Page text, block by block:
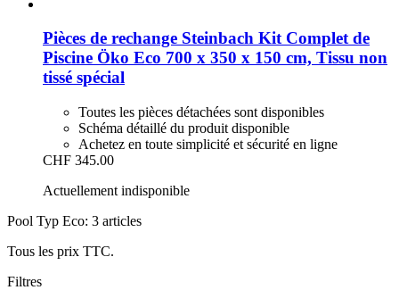
Pièces de rechange Steinbach Kit Complet de
Piscine Öko Eco 700 x 350 x 150 cm, Tissu non
tissé spécial
Toutes les pièces détachées sont disponibles
Schéma détaillé du produit disponible
Achetez en toute simplicité et sécurité en ligne
CHF 345.00
Actuellement indisponible
Pool Typ Eco: 3 articles
Tous les prix TTC.
Filtres